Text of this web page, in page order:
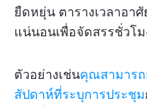
ยืดหยุ่น ตารางเวลาอา
แน่นอนเพื่อจัดสรรชั่วโม
ตัวอย่างเช่นคุณสามารถ
สัปดาห์ที่ระบุการประชุม